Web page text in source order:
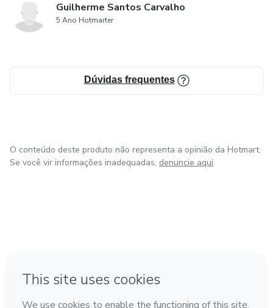
experiências e aprenda com outros homens que estão
passando pela mesma jornada de autodescoberta.
Guilherme Santos Carvalho
5 Ano Hotmarter
Dúvidas frequentes
O conteúdo deste produto não representa a opinião da Hotmart.
Se você vir informações inadequadas, denuncie aqui
Feito com ❤ na Cidade do México